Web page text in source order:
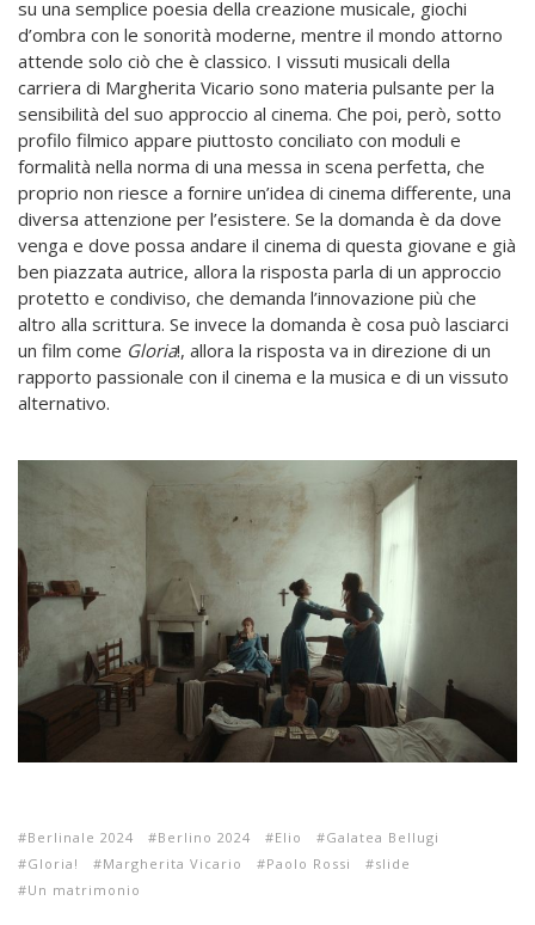
su una semplice poesia della creazione musicale, giochi
d’ombra con le sonorità moderne, mentre il mondo attorno
attende solo ciò che è classico. I vissuti musicali della
carriera di Margherita Vicario sono materia pulsante per la
sensibilità del suo approccio al cinema. Che poi, però, sotto
profilo filmico appare piuttosto conciliato con moduli e
formalità nella norma di una messa in scena perfetta, che
proprio non riesce a fornire un’idea di cinema differente, una
diversa attenzione per l’esistere. Se la domanda è da dove
venga e dove possa andare il cinema di questa giovane e già
ben piazzata autrice, allora la risposta parla di un approccio
protetto e condiviso, che demanda l’innovazione più che
altro alla scrittura. Se invece la domanda è cosa può lasciarci
un film come Gloria!, allora la risposta va in direzione di un
rapporto passionale con il cinema e la musica e di un vissuto
alternativo.
Berlinale 2024 Berlino 2024 Elio
Galatea Bellugi
Gloria!
Margherita Vicario Paolo Rossi
slide
Un matrimonio